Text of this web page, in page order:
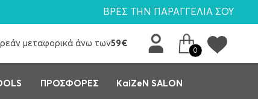
ΒΡΕΣ ΤΗΝ ΠΑΡΑΓΓΕΛΙΑ ΣΟΥ
μεταφορικά άνω των59€
0
ΠΡΟΣΦΟΡΕΣ KaiZeN SALON